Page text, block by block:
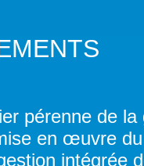
EAU & CLIMAT
ACCÈS À LA WASH
EAUX, SOLS,
pérenne de la
en œuvre
intégrée